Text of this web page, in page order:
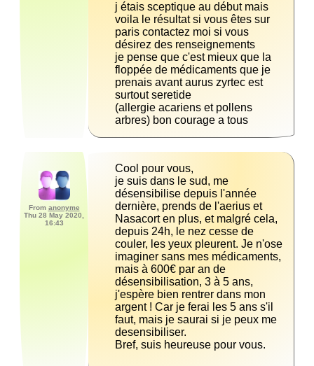
j étais sceptique au début mais
voila le résultat si vous êtes sur
paris contactez moi si vous
je pense que c'est mieux que la
floppée de médicaments que je
prenais avant aurus zyrtec est
(allergie acariens et pollens
arbres) bon courage a tous
From anonyme
Thu 28 May 2020,
16:43
Cool pour vous,
je suis dans le sud, me
désensibilise depuis l'année
dernière, prends de l'aerius et
Nasacort en plus, et malgré cela,
depuis 24h, le nez cesse de
couler, les yeux pleurent. Je n'ose
imaginer sans mes médicaments,
mais à 600€ par an de
désensibilisation, 3 à 5 ans,
j'espère bien rentrer dans mon
argent ! Car je ferai les 5 ans s'il
faut, mais je saurai si je peux me